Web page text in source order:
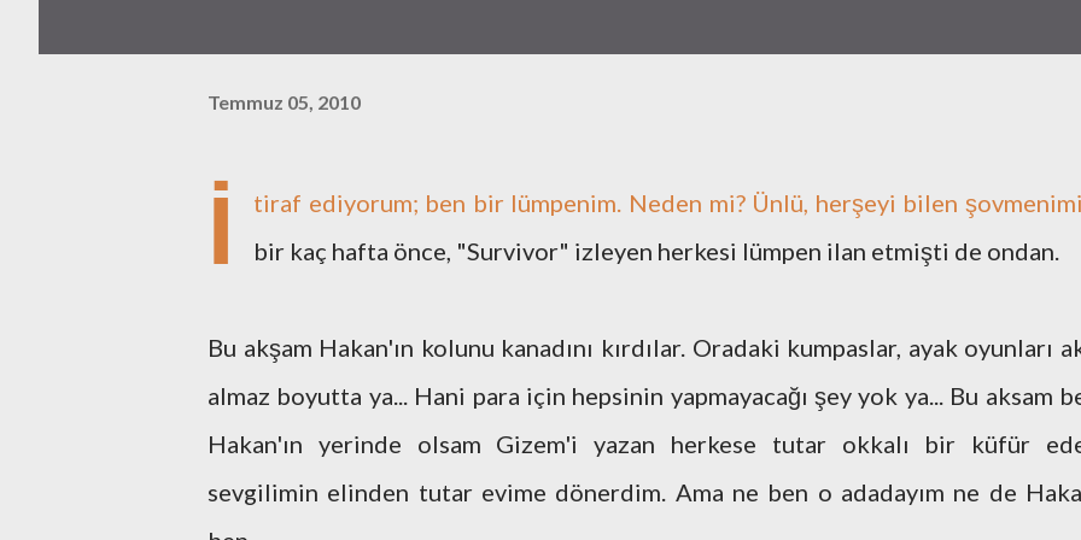
Temmuz 05, 2010
İ
tiraf ediyorum; ben bir lümpenim. Neden mi? Ünlü, herşeyi bilen
bir kaç hafta önce, "Survivor" izleyen herkesi lümpen ilan etmişti de ondan.
Bu akşam Hakan'ın kolunu kanadını kırdılar. Oradaki kumpaslar, ayak oyunları
almaz boyutta ya... Hani para için hepsinin yapmayacağı şey yok ya... Bu aksam
Hakan'ın yerinde olsam Gizem'i yazan herkese tutar okkalı bir küfür
sevgilimin elinden tutar evime dönerdim. Ama ne ben o adadayım ne de